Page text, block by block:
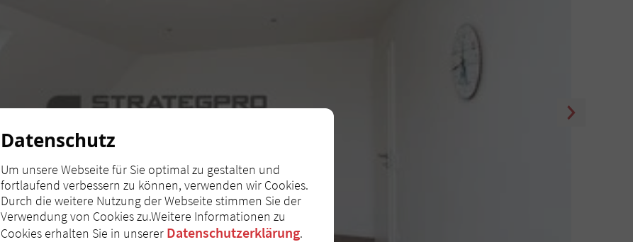
Datenschutz
Um unsere Webseite für Sie optimal zu gestalten und
fortlaufend verbessern zu können, verwenden wir Cookies.
Durch die weitere Nutzung der Webseite stimmen Sie der
Verwendung von Cookies zu.Weitere Informationen zu
Cookies erhalten Sie in unserer Datenschutzerklärung.